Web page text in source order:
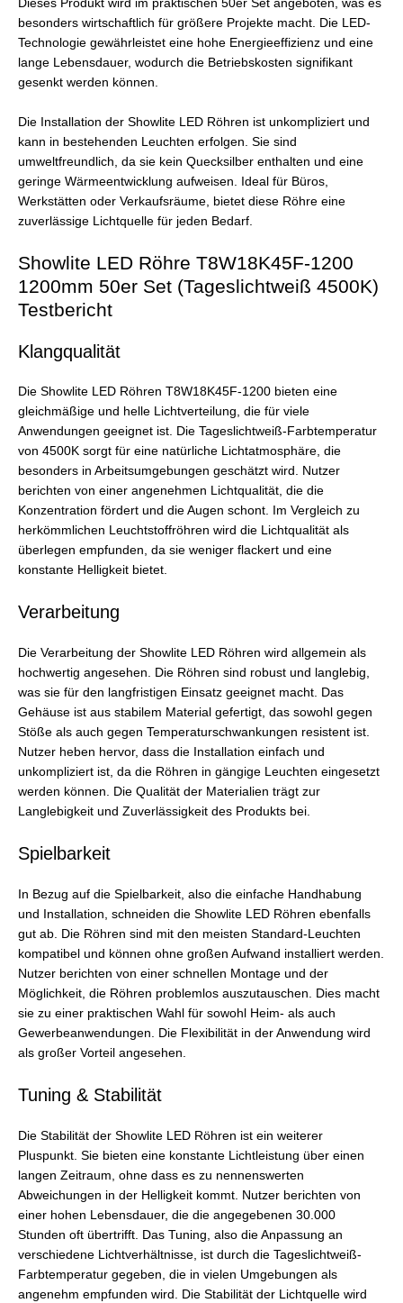
Dieses Produkt wird im praktischen 50er Set angeboten, was es
besonders wirtschaftlich für größere Projekte macht. Die LED-
Technologie gewährleistet eine hohe Energieeffizienz und eine
lange Lebensdauer, wodurch die Betriebskosten signifikant
gesenkt werden können.
Die Installation der Showlite LED Röhren ist unkompliziert und
kann in bestehenden Leuchten erfolgen. Sie sind
umweltfreundlich, da sie kein Quecksilber enthalten und eine
geringe Wärmeentwicklung aufweisen. Ideal für Büros,
Werkstätten oder Verkaufsräume, bietet diese Röhre eine
zuverlässige Lichtquelle für jeden Bedarf.
Showlite LED Röhre T8W18K45F-1200
1200mm 50er Set (Tageslichtweiß 4500K)
Testbericht
Klangqualität
Die Showlite LED Röhren T8W18K45F-1200 bieten eine
gleichmäßige und helle Lichtverteilung, die für viele
Anwendungen geeignet ist. Die Tageslichtweiß-Farbtemperatur
von 4500K sorgt für eine natürliche Lichtatmosphäre, die
besonders in Arbeitsumgebungen geschätzt wird. Nutzer
berichten von einer angenehmen Lichtqualität, die die
Konzentration fördert und die Augen schont. Im Vergleich zu
herkömmlichen Leuchtstoffröhren wird die Lichtqualität als
überlegen empfunden, da sie weniger flackert und eine
konstante Helligkeit bietet.
Verarbeitung
Die Verarbeitung der Showlite LED Röhren wird allgemein als
hochwertig angesehen. Die Röhren sind robust und langlebig,
was sie für den langfristigen Einsatz geeignet macht. Das
Gehäuse ist aus stabilem Material gefertigt, das sowohl gegen
Stöße als auch gegen Temperaturschwankungen resistent ist.
Nutzer heben hervor, dass die Installation einfach und
unkompliziert ist, da die Röhren in gängige Leuchten eingesetzt
werden können. Die Qualität der Materialien trägt zur
Langlebigkeit und Zuverlässigkeit des Produkts bei.
Spielbarkeit
In Bezug auf die Spielbarkeit, also die einfache Handhabung
und Installation, schneiden die Showlite LED Röhren ebenfalls
gut ab. Die Röhren sind mit den meisten Standard-Leuchten
kompatibel und können ohne großen Aufwand installiert werden.
Nutzer berichten von einer schnellen Montage und der
Möglichkeit, die Röhren problemlos auszutauschen. Dies macht
sie zu einer praktischen Wahl für sowohl Heim- als auch
Gewerbeanwendungen. Die Flexibilität in der Anwendung wird
als großer Vorteil angesehen.
Tuning & Stabilität
Die Stabilität der Showlite LED Röhren ist ein weiterer
Pluspunkt. Sie bieten eine konstante Lichtleistung über einen
langen Zeitraum, ohne dass es zu nennenswerten
Abweichungen in der Helligkeit kommt. Nutzer berichten von
einer hohen Lebensdauer, die die angegebenen 30.000
Stunden oft übertrifft. Das Tuning, also die Anpassung an
verschiedene Lichtverhältnisse, ist durch die Tageslichtweiß-
Farbtemperatur gegeben, die in vielen Umgebungen als
angenehm empfunden wird. Die Stabilität der Lichtquelle wird